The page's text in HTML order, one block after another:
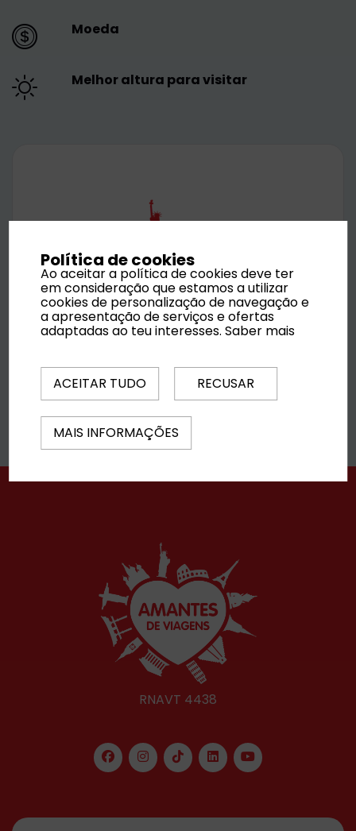
Moeda
Melhor altura para visitar
RNAVT 4438
Política de cookies
Ao aceitar a política de cookies deve ter
em consideração que estamos a utilizar
cookies de personalização de navegação e
a apresentação de serviços e ofertas
adaptadas ao teu interesses.Saber mais
ACEITAR TUDO RECUSAR
MAIS INFORMAÇÕES